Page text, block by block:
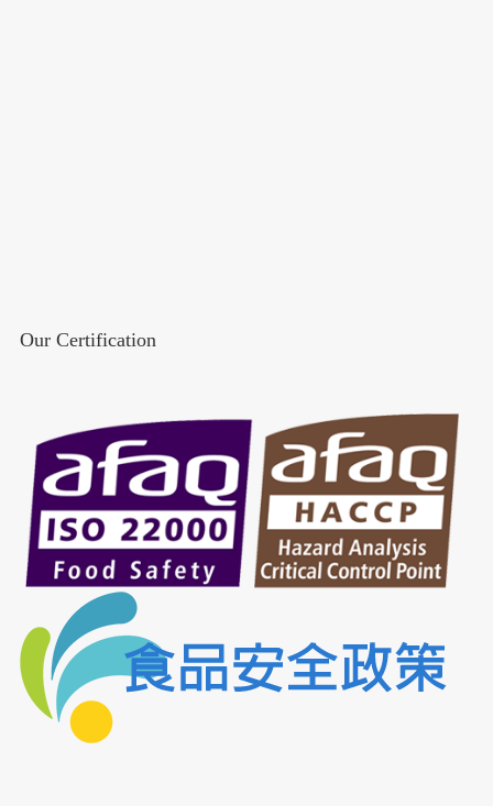
Our Certification